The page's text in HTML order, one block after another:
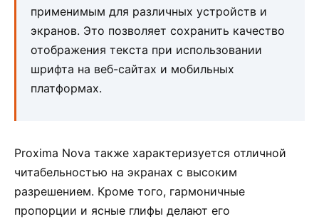
применимым для различных устройств и
экранов. Это позволяет сохранить качество
отображения текста при использовании
шрифта на веб-сайтах и мобильных
платформах.
Proxima Nova также характеризуется отличной
читабельностью на экранах с высоким
разрешением. Кроме того, гармоничные
пропорции и ясные глифы делают его